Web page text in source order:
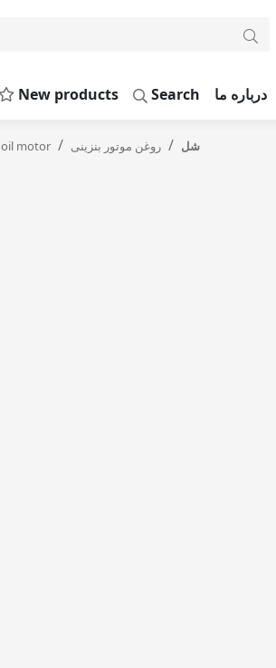
New products Search درباره ما
oil motor روغن موتور بنزینی شل